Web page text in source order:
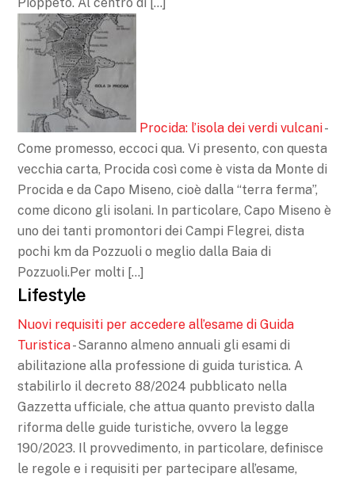
Procida: l’isola dei verdi vulcani-
Come promesso, eccoci qua. Vi presento, con questa
vecchia carta, Procida così come è vista da Monte di
Procida e da Capo Miseno, cioè dalla “terra ferma”,
come dicono gli isolani. In particolare, Capo Miseno è
uno dei tanti promontori dei Campi Flegrei, dista
pochi km da Pozzuoli o meglio dalla Baia di
Pozzuoli.Per molti […]
Lifestyle
Nuovi requisiti per accedere all’esame di Guida
Turistica- Saranno almeno annuali gli esami di
abilitazione alla professione di guida turistica. A
stabilirlo il decreto 88/2024 pubblicato nella
Gazzetta ufficiale, che attua quanto previsto dalla
riforma delle guide turistiche, ovvero la legge
190/2023. Il provvedimento, in particolare, definisce
le regole e i requisiti per partecipare all’esame,